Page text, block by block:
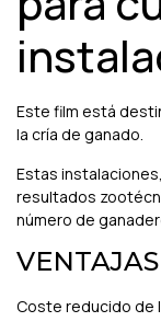
Este film está
la cría de ganado.
Estas
resultados
número de
VENTAJAS
Coste reducido de